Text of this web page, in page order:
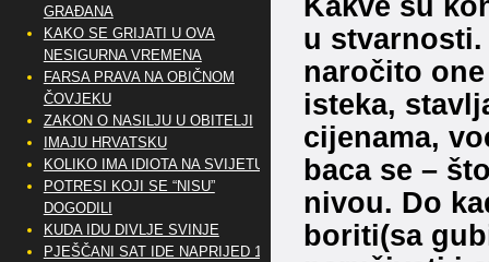
u stvarnosti.
naročito
isteka,
cijenama,
baca se –
nivou. Do
boriti(sa
GRAĐANA
KAKO SE GRIJATI U OVA
NESIGURNA VREMENA
FARSA PRAVA NA OBIČNOM
ČOVJEKU
ZAKON O NASILJU U OBITELJI
IMAJU HRVATSKU
KOLIKO IMA IDIOTA NA SVIJETU?
POTRESI KOJI SE “NISU”
DOGODILI
KUDA IDU DIVLJE SVINJE
PJEŠČANI SAT IDE NAPRIJED 10